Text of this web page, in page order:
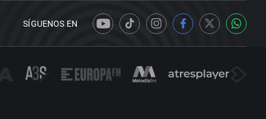
SÍGUENOS EN